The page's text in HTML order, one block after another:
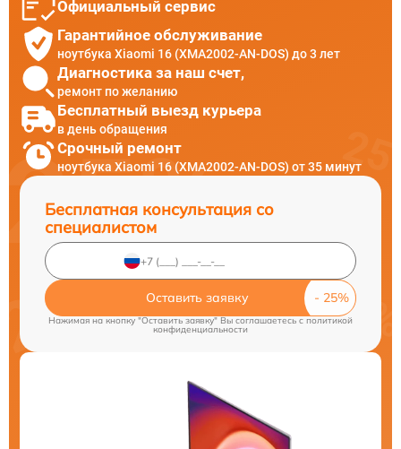
Официальный сервис
Гарантийное обслуживание
ноутбука Xiaomi 16 (XMA2002-AN-DOS) до 3 лет
Диагностика за наш счет,
ремонт по желанию
Бесплатный выезд курьера
в день обращения
Срочный ремонт
ноутбука Xiaomi 16 (XMA2002-AN-DOS) от 35 минут
Бесплатная консультация со
специалистом
Оставить заявку
Нажимая на кнопку "Оставить заявку" Вы соглашаетесь cполитикой
конфиденциальности